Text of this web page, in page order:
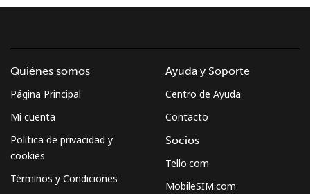
Quiénes somos
Página Principal
Mi cuenta
Política de privacidad y
cookies
Términos y Condiciones
Ayuda y Soporte
Centro de Ayuda
Contacto
Socios
Tello.com
MobileSIM.com